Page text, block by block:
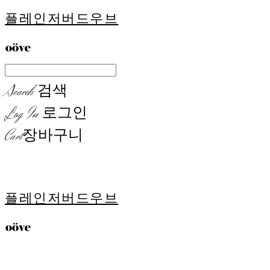
플레인저버드우브
Search검색
Log In 로그인
Cart장바구니
플레인저버드우브